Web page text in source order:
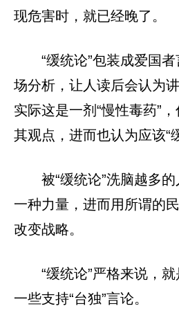
现危害时，就已经晚了。
“缓统论”包装成爱国
场分析，让人读后会认为
实际这是一剂“慢性毒药”
其观点，进而也认为应该“
被“缓统论”洗脑越多
一种力量，进而用所谓的
改变战略。
“缓统论”严格来说，
一些支持“台独”言论。